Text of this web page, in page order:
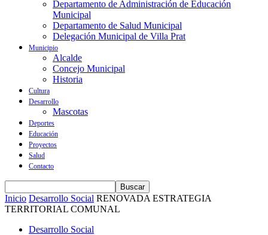
Departamento de Administración de Educación
Municipal
Departamento de Salud Municipal
Delegación Municipal de Villa Prat
Municipio
Alcalde
Concejo Municipal
Historia
Cultura
Desarrollo
Mascotas
Deportes
Educación
Proyectos
Salud
Contacto
Inicio Desarrollo Social RENOVADA ESTRATEGIA
TERRITORIAL COMUNAL
Desarrollo Social